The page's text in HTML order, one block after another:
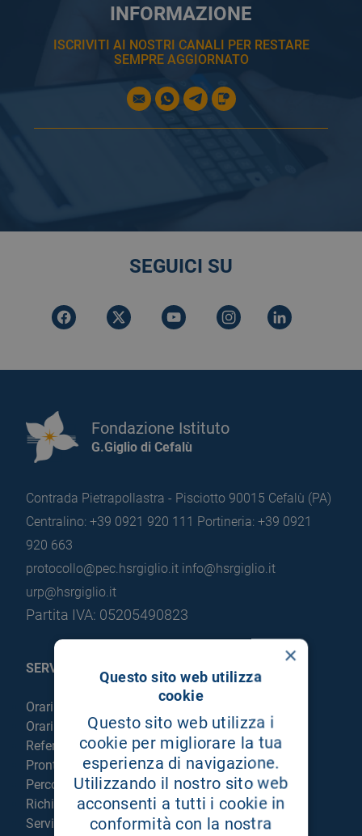
INFORMAZIONE
ISCRIVITI AI NOSTRI CANALI PER RESTARE
SEMPRE AGGIORNATO
SEGUICI SU
Fondazione Istituto
G.Giglio di Cefalù
Contrada Pietrapollastra - Pisciotto 90015 Cefalù (PA)
Centralino: +39 0921 920 111 Portineria: +39 0921
920 663
protocollo@pec.hsrgiglio.it info@hsrgiglio.it
urp@hsrgiglio.it
Partita IVA: 05205490823
SERVIZI AL PAZIENTE
Orari sportelli
Orari visite
Referti online
Pronto Soccorso
Percorso chirurgico live
Richiedi la cartella clinica
Servizi per degenti e visitatori
×
Questo sito web utilizza
cookie
Questo sito web utilizza i
cookie per migliorare la tua
esperienza di navigazione.
Utilizzando il nostro sito web
acconsenti a tutti i cookie in
conformità con la nostra